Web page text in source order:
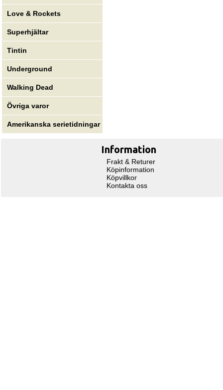
Love & Rockets
Superhjältar
Tintin
Underground
Walking Dead
Övriga varor
Amerikanska serietidningar
Information
Frakt & Returer
Köpinformation
Köpvillkor
Kontakta oss